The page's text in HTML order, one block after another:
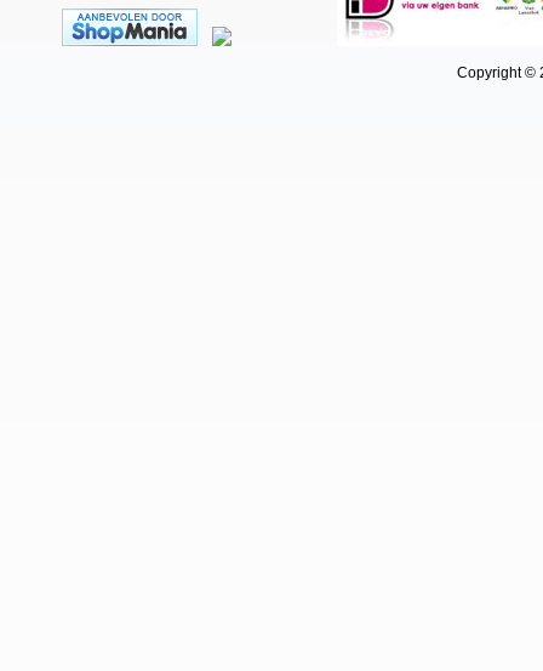
Copyright ©